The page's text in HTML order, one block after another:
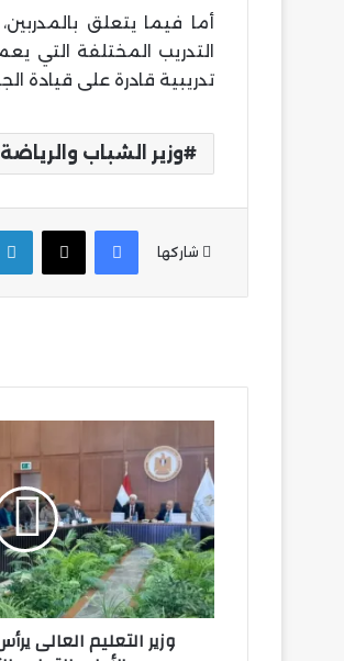
أما فيما يتعلق
التدريب المختلفة التي
تدريبية قادرة على قيادة
وزير الشباب والرياضة
شاركها
فيسبوك
‫X
التعليم
العالى
يرأس
اجتماع
المجلس
الأعلى
للتعليم
التكنولوجي
وزير التعليم العالى